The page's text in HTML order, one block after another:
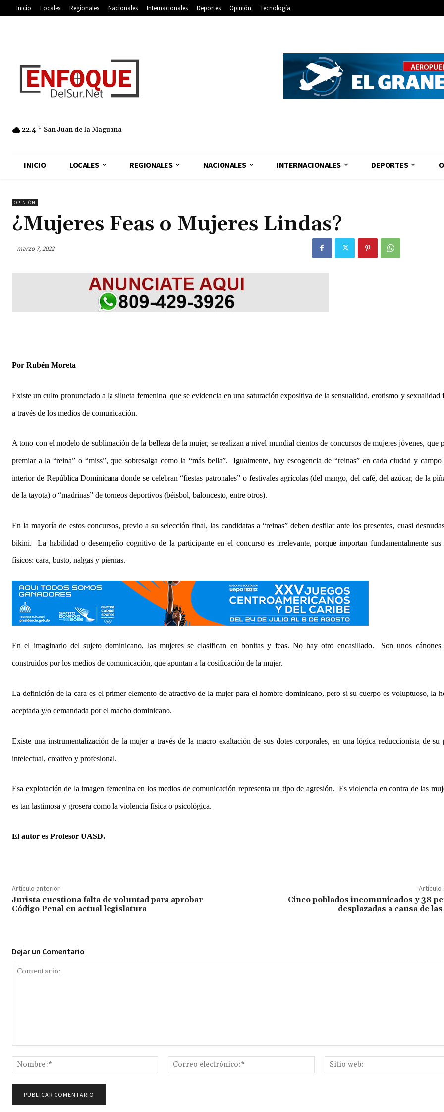
Inicio Locales Regionales Nacionales Internacionales Deportes Opinión Tecnología
22.4 C San Juan de la Maguana
INICIO LOCALES REGIONALES NACIONALES INTERNACIONALES DEPORTES
OPINIÓN
¿Mujeres Feas o Mujeres Lindas?
marzo 7, 2022
Por Rubén Moreta
Existe un culto pronunciado a la silueta femenina, que se evidencia en una saturación expositiva de la sensualidad, erotismo y sexualidad
a través de los medios de comunicación.
A tono con el modelo de sublimación de la belleza de la mujer, se realizan a nivel mundial cientos de concursos de mujeres jóvenes, que
premiar a la “reina” o “miss”, que sobresalga como la “más bella”. Igualmente, hay escogencia de “reinas” en cada ciudad y
interior de República Dominicana donde se celebran “fiestas patronales” o festivales agrícolas (del mango, del café, del azúcar, de la
de la tayota) o “madrinas” de torneos deportivos (béisbol, baloncesto, entre otros).
En la mayoría de estos concursos, previo a su selección final, las candidatas a “reinas” deben desfilar ante los presentes, cuasi
bikini. La habilidad o desempeño cognitivo de la participante en el concurso es irrelevante, porque importan fundamentalmente sus
físicos: cara, busto, nalgas y piernas.
En el imaginario del sujeto dominicano, las mujeres se clasifican en bonitas y feas. No hay otro encasillado. Son unos cánones
construidos por los medios de comunicación, que apuntan a la cosificación de la mujer.
La definición de la cara es el primer elemento de atractivo de la mujer para el hombre dominicano, pero si su cuerpo es voluptuoso, la
aceptada y/o demandada por el macho dominicano.
Existe una instrumentalización de la mujer a través de la macro exaltación de sus dotes corporales, en una lógica reduccionista de su
intelectual, creativo y profesional.
Esa explotación de la imagen femenina en los medios de comunicación representa un tipo de agresión. Es violencia en contra de las
es tan lastimosa y grosera como la violencia física o psicológica.
El autor es Profesor UASD.
Artículo anterior
Jurista cuestiona falta de voluntad para aprobar
Código Penal en actual legislatura
Artículo
Cinco poblados incomunicados y 38
desplazadas a causa de
Dejar un Comentario
Nombre:*
Correo
electrónico:*